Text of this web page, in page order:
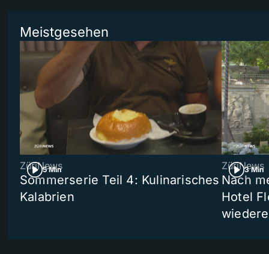
Meistgesehen
5 Min
ZüriNews
Sommerserie Teil 4: Kulinarisches
Kalabrien
3 Min
ZüriNews
Nach
Hotel